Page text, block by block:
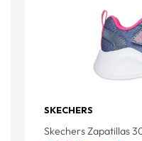
SKECHERS
Skechers Zapatillas